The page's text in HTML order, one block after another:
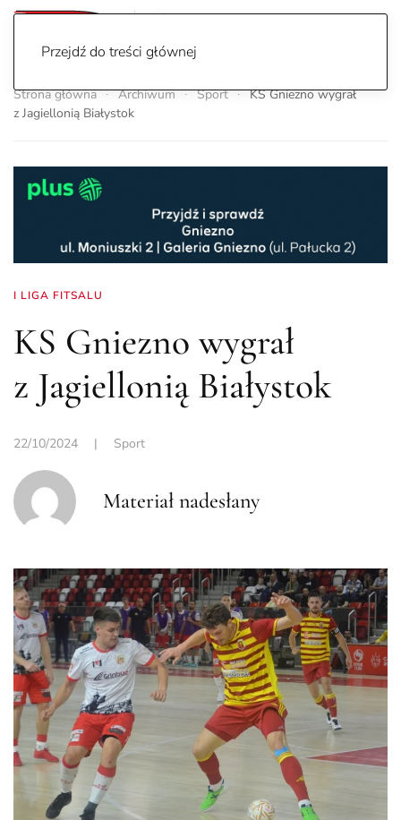
Przejdź do treści głównej
Strona główna Archiwum Sport
KS Gniezno wygrał
z Jagiellonią Białystok
I LIGA FITSALU
KS Gniezno wygrał
z Jagiellonią Białystok
22/10/2024 | Sport
Materiał nadesłany